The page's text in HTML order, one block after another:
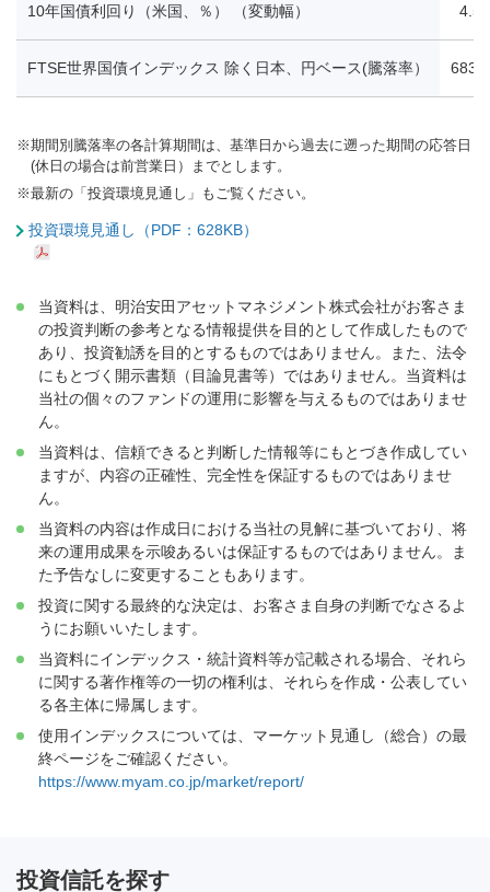
10年国債利回り（米国、％） （変動幅） 4.54
FTSE世界国債インデックス 除く日本、円ベース(騰落率）
※期間別騰落率の各計算期間は、基準日から過去に遡った期間の応答日
(休日の場合は前営業日）までとします。
※最新の「投資環境見通し」もご覧ください。
投資環境見通し（PDF：628KB）
当資料は、明治安田アセットマネジメント株式会社がお客さま
の投資判断の参考となる情報提供を目的として作成したもので
あり、投資勧誘を目的とするものではありません。また、法令
にもとづく開示書類（目論見書等）ではありません。当資料は
当社の個々のファンドの運用に影響を与えるものではありませ
ん。
当資料は、信頼できると判断した情報等にもとづき作成してい
ますが、内容の正確性、完全性を保証するものではありませ
ん。
当資料の内容は作成日における当社の見解に基づいており、将
来の運用成果を示唆あるいは保証するものではありません。ま
た予告なしに変更することもあります。
投資に関する最終的な決定は、お客さま自身の判断でなさるよ
うにお願いいたします。
当資料にインデックス・統計資料等が記載される場合、それら
に関する著作権等の一切の権利は、それらを作成・公表してい
る各主体に帰属します。
使用インデックスについては、マーケット見通し（総合）の最
終ページをご確認ください。
https://www.myam.co.jp/market/report/
投資信託を探す